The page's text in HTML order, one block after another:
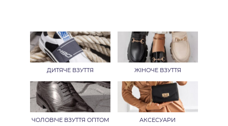
ДИТЯЧЕ ВЗУТТЯ ЖІНОЧЕ ВЗУТТЯ
ЧОЛОВІЧЕ ВЗУТТЯ ОПТОМ АКСЕСУАРИ